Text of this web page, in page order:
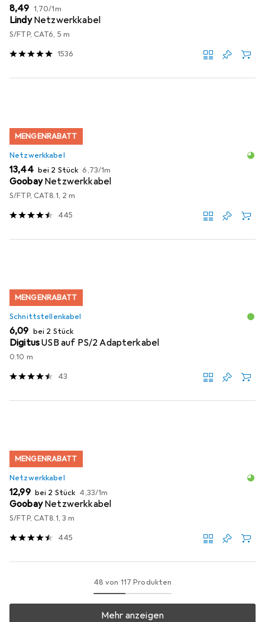
EUR
8,49 EUR
1,70/1m
Lindy Netzwerkkabel
S/FTP, CAT6, 5 m
1536
MENGENRABATT
Netzwerkkabel
EUR
13,44 bei 2 Stück EUR
6,73/1m
Goobay Netzwerkkabel
S/FTP, CAT8.1, 2 m
445
MENGENRABATT
Schnittstellenkabel
EUR
6,09 bei 2 Stück
DigitusUSB auf PS/2 Adapterkabel
0.10 m
43
MENGENRABATT
Netzwerkkabel
EUR
12,99 bei 2 Stück EUR
4,33/1m
Goobay Netzwerkkabel
S/FTP, CAT8.1, 3 m
445
48 von 117 Produkten
Mehr anzeigen